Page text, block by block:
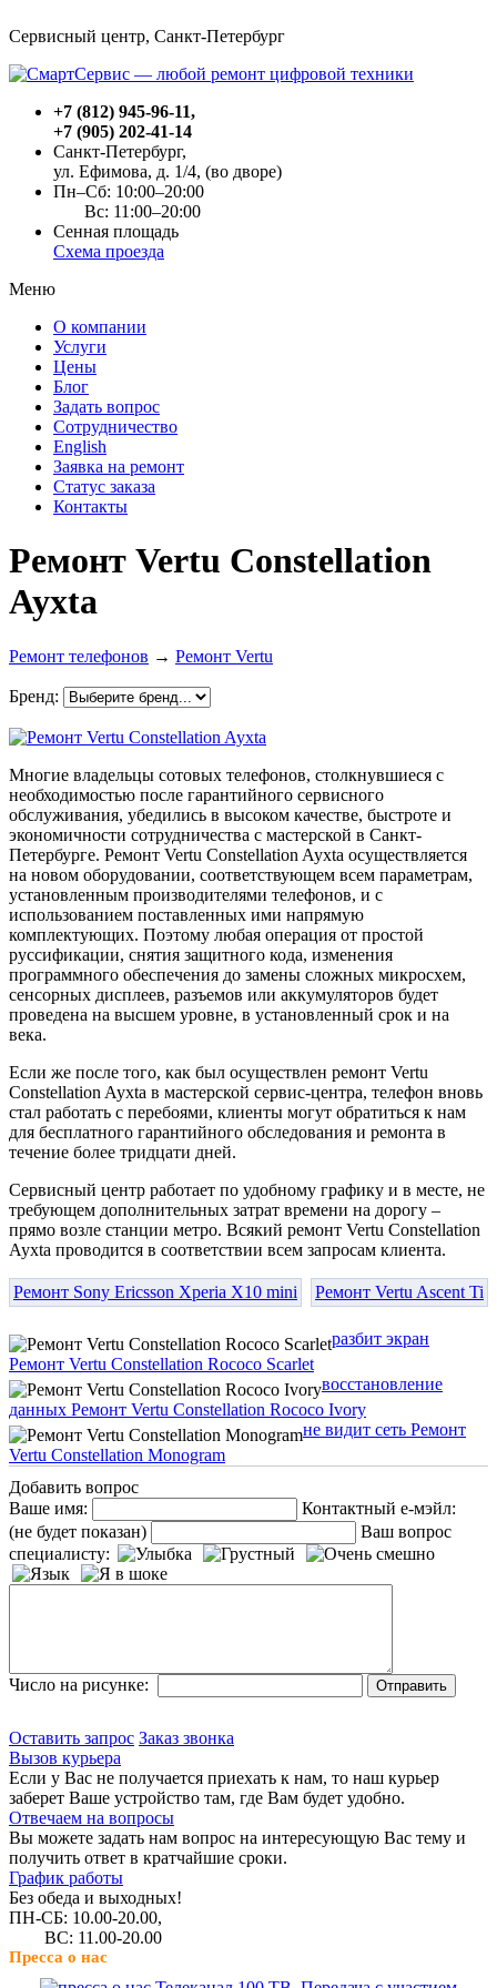
Сервисный центр, Cанкт-Петербург
+7 (812) 945-96-11,
+7 (905) 202-41-14
Санкт-Петербург,
ул. Ефимова, д. 1/4, (во дворе)
Пн–Сб: 10:00–20:00
Вс: 11:00–20:00
Сенная площадь
Схема проезда
Меню
О компании
Услуги
Цены
Блог
Задать вопрос
Сотрудничество
English
Заявка на ремонт
Статус заказа
Контакты
Ремонт Vertu Constellation
Ayxta
Ремонт телефонов → Ремонт Vertu
Бренд:
Многие владельцы сотовых телефонов, столкнувшиеся с
необходимостью после гарантийного сервисного
обслуживания, убедились в высоком качестве, быстроте и
экономичности сотрудничества с мастерской в Санкт-
Петербурге. Ремонт Vertu Constellation Ayxta осуществляется
на новом оборудовании, соответствующем всем параметрам,
установленным производителями телефонов, и с
использованием поставленных ими напрямую
комплектующих. Поэтому любая операция от простой
руссификации, снятия защитного кода, изменения
программного обеспечения до замены сложных микросхем,
сенсорных дисплеев, разъемов или аккумуляторов будет
проведена на высшем уровне, в установленный срок и на
века.
Если же после того, как был осуществлен ремонт Vertu
Constellation Ayxta в мастерской сервис-центра, телефон вновь
стал работать с перебоями, клиенты могут обратиться к нам
для бесплатного гарантийного обследования и ремонта в
течение более тридцати дней.
Сервисный центр работает по удобному графику и в месте, не
требующем дополнительных затрат времени на дорогу –
прямо возле станции метро. Всякий ремонт Vertu Constellation
Ayxta проводится в соответствии всем запросам клиента.
Ремонт Sony Ericsson Xperia X10 mini Ремонт Vertu Ascent Ti
разбит экран
Ремонт Vertu Constellation Rococo Scarlet
восстановление
данных Ремонт Vertu Constellation Rococo Ivory
не видит сеть Ремонт
Vertu Constellation Monogram
Добавить вопрос
Ваше имя:
Контактный е-мэйл:
(не будет показан)
Ваш вопрос
специалисту:
Число на рисунке:
Оставить запрос Заказ звонка
Вызов курьера
Если у Вас не получается приехать к нам, то наш курьер
заберет Ваше устройство там, где Вам будет удобно.
Отвечаем на вопросы
Вы можете задать нам вопрос на интересующую Вас тему и
получить ответ в кратчайшие сроки.
График работы
Без обеда и выходных!
ПН-СБ: 10.00-20.00,
ВС: 11.00-20.00
Пресса о нас